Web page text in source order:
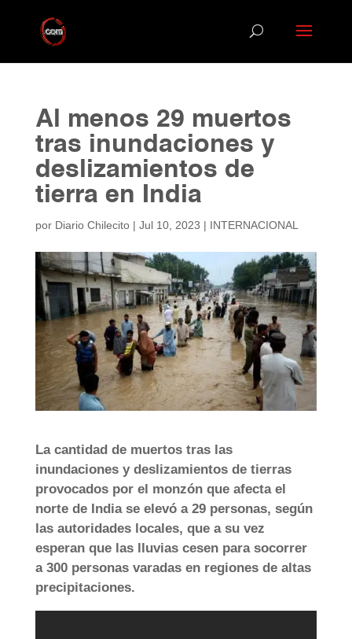
Al menos 29 muertos
tras inundaciones y
deslizamientos de
tierra en India
por Diario Chilecito| Jul 10, 2023 | INTERNACIONAL
La cantidad de muertos tras las
inundaciones y deslizamientos de tierras
provocados por el monzón que afecta el
norte de India se elevó a 29 personas, según
las autoridades locales, que a su vez
esperan que las lluvias cesen para socorrer
a 300 personas varadas en regiones de altas
precipitaciones.